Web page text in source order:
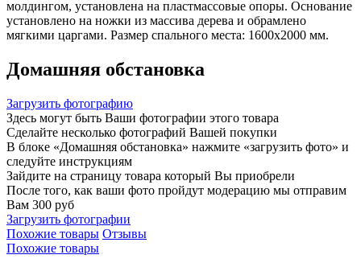
молдингом, установлена на пластмассовые опоры. Основание
установлено на ножки из массива дерева и обрамлено
мягкими царгами. Размер спального места: 1600х2000 мм.
Домашняя обстановка
Загрузить фотографию
Здесь могут быть Ваши фотографии этого товара
Сделайте несколько фотографий Вашей покупки
В блоке «Домашняя обстановка» нажмите «загрузить фото» и
следуйте инструкциям
Зайдите на страницу товара который Вы приобрели
После того, как ваши фото пройдут модерацию мы отправим
Вам 300 руб
Загрузить фотографии
Похожие товары Отзывы
Похожие товары